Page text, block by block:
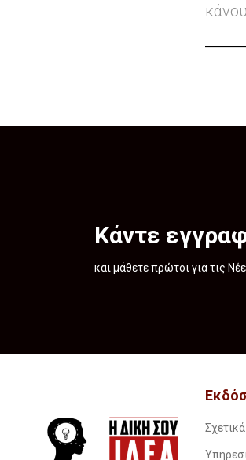
Κάντε
και μάθετε πρώτοι για τις